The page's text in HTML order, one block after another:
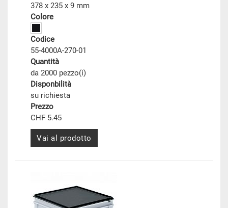
378 x 235 x 9 mm
Colore
Codice
55-4000A-270-01
Quantità
da 2000 pezzo(i)
Disponbilità
su richiesta
Prezzo
CHF 5.45
Vai al prodotto